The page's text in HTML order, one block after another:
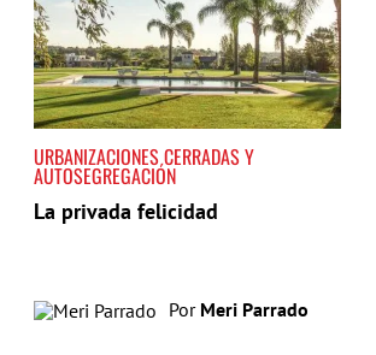
URBANIZACIONES CERRADAS Y
AUTOSEGREGACIÓN
La privada felicidad
Por Meri Parrado